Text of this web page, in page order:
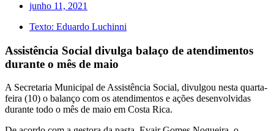
junho 11, 2021
Texto: Eduardo Luchinni
Assistência Social divulga balaço de atendimentos
durante o mês de maio
A Secretaria Municipal de Assistência Social, divulgou nesta quarta-
feira (10) o balanço com os atendimentos e ações desenvolvidas
durante todo o mês de maio em Costa Rica.